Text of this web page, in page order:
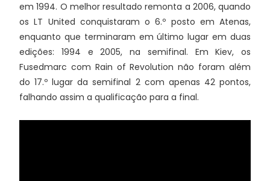
em 1994. O melhor resultado remonta a 2006, quando
os LT United conquistaram o 6.º posto em Atenas,
enquanto que terminaram em último lugar em duas
edições: 1994 e 2005, na semifinal. Em Kiev, os
Fusedmarc com Rain of Revolution não foram além
do 17.º lugar da semifinal 2 com apenas 42 pontos,
falhando assim a qualificação para a final.